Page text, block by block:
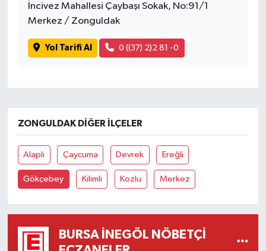
İncivez Mahallesi Çaybaşı Sokak, No:91/1
Merkez / Zonguldak
Yol Tarifi Al 0 ((37) 2)2 81 -0
ZONGULDAK DIĞER İLÇELER
Alaplı Çaycuma Devrek Ereğli
Gökçebey Kilimli Kozlu Merkez
BURSA İNEGÖL NÖBETÇI